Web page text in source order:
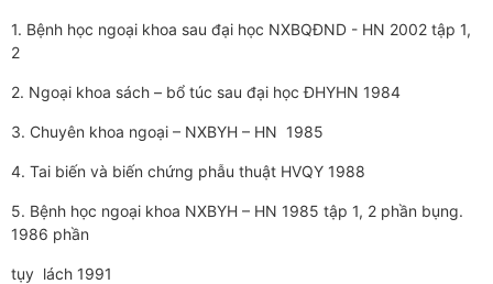
1. Bệnh học ngoại khoa sau đại học NXBQĐND - HN 2002 tập 1,
2
2. Ngoại khoa sách – bổ túc sau đại học ĐHYHN 1984
3. Chuyên khoa ngoại – NXBYH – HN 1985
4. Tai biến và biến chứng phẫu thuật HVQY 1988
5. Bệnh học ngoại khoa NXBYH – HN 1985 tập 1, 2 phần bụng.
1986 phần
tụy lách 1991